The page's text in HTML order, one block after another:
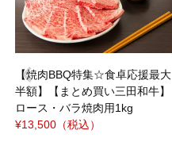
【焼肉BBQ特集☆食卓応援最大
半額】【まとめ買い三田和牛】
ロース・バラ焼肉用1kg
¥13,500 （税込）